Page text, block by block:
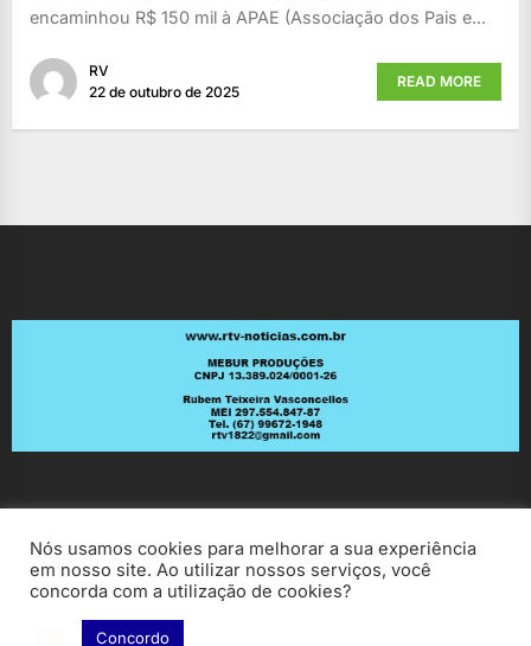
encaminhou R$ 150 mil à APAE (Associação dos Pais e...
RV
22 de outubro de 2025
READ MORE
Copyright © 2026RV Notícias.All rights reserved.
Theme: ExtendedNews By
Nós usamos cookies para melhorar a sua experiência
em nosso site. Ao utilizar nossos serviços, você
concorda com a utilização de cookies?
Concordo